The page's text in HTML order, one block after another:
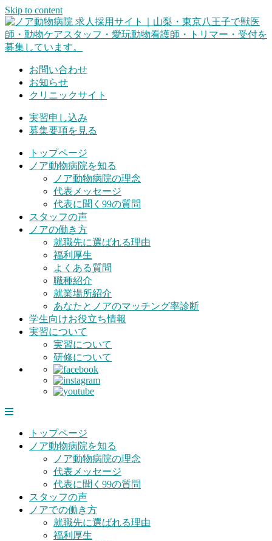
Skip to content
お問い合わせ
お知らせ
クリニックサイト
実習申し込み
募集要項を見る
トップページ
ノア動物病院を知る
ノア動物病院の理念
代表メッセージ
代表に聞く99の質問
スタッフの声
ノアの働き方
就職先に選ばれる理由
福利厚生
よくある質問
職種紹介
就業場所紹介
あなたとノアのマッチング率診断
学生向けお役立ち情報
実習について
実習について
研修について
トップページ
ノア動物病院を知る
ノア動物病院の理念
代表メッセージ
代表に聞く99の質問
スタッフの声
ノアでの働き方
就職先に選ばれる理由
福利厚生